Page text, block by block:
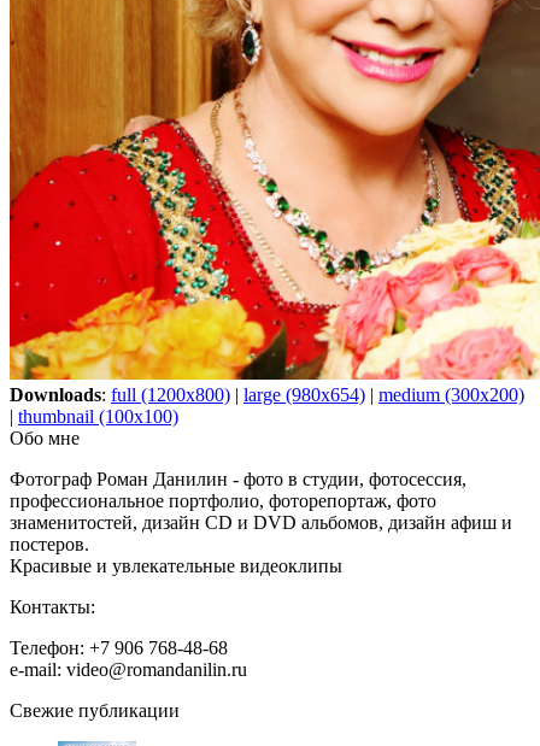
Downloads: full (1200x800) | large (980x654) | medium (300x200)
| thumbnail (100x100)
Обо мне
Фотограф Роман Данилин - фото в студии, фотосессия,
профессиональное портфолио, фоторепортаж, фото
знаменитостей, дизайн CD и DVD альбомов, дизайн афиш и
постеров.
Красивые и увлекательные видеоклипы
Контакты:
Телефон: +7 906 768-48-68
e-mail: video@romandanilin.ru
Свежие публикации